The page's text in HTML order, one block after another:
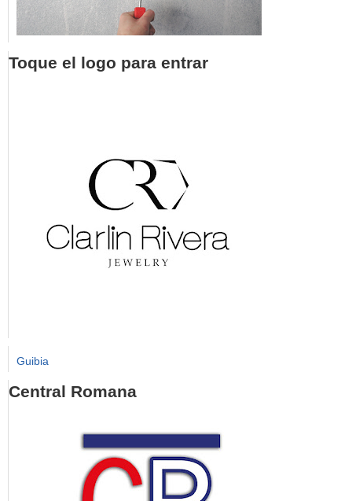
Toque el logo para entrar
Guibia
Central Romana